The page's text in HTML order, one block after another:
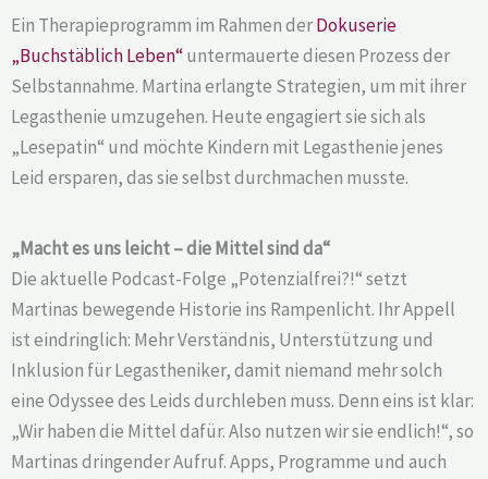
Ein Therapieprogramm im Rahmen derDokuserie
„Buchstäblich Leben“untermauerte diesen Prozess der
Selbstannahme. Martina erlangte Strategien, um mit ihrer
Legasthenie umzugehen. Heute engagiert sie sich als
„Lesepatin“ und möchte Kindern mit Legasthenie jenes
Leid ersparen, das sie selbst durchmachen musste.
„Macht es uns leicht – die Mittel sind da“
Die aktuelle Podcast-Folge „Potenzialfrei?!“ setzt
Martinas bewegende Historie ins Rampenlicht. Ihr Appell
ist eindringlich: Mehr Verständnis, Unterstützung und
Inklusion für Legastheniker, damit niemand mehr solch
eine Odyssee des Leids durchleben muss. Denn eins ist klar:
„Wir haben die Mittel dafür. Also nutzen wir sie endlich!“, so
Martinas dringender Aufruf. Apps, Programme und auch